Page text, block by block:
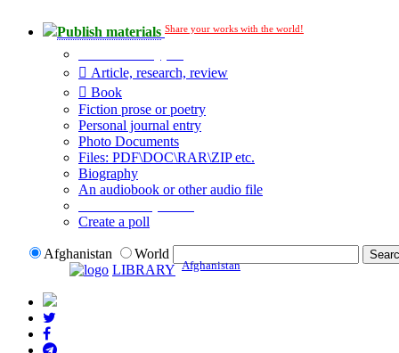
Publish materials Share your works with the world!
Article, research, review
Book
Fiction prose or poetry
Personal journal entry
Photo Documents
Files: PDF\DOC\RAR\ZIP etc.
Biography
An audiobook or other audio file
Create a poll
Afghanistan
World
LIBRARY Afghanistan